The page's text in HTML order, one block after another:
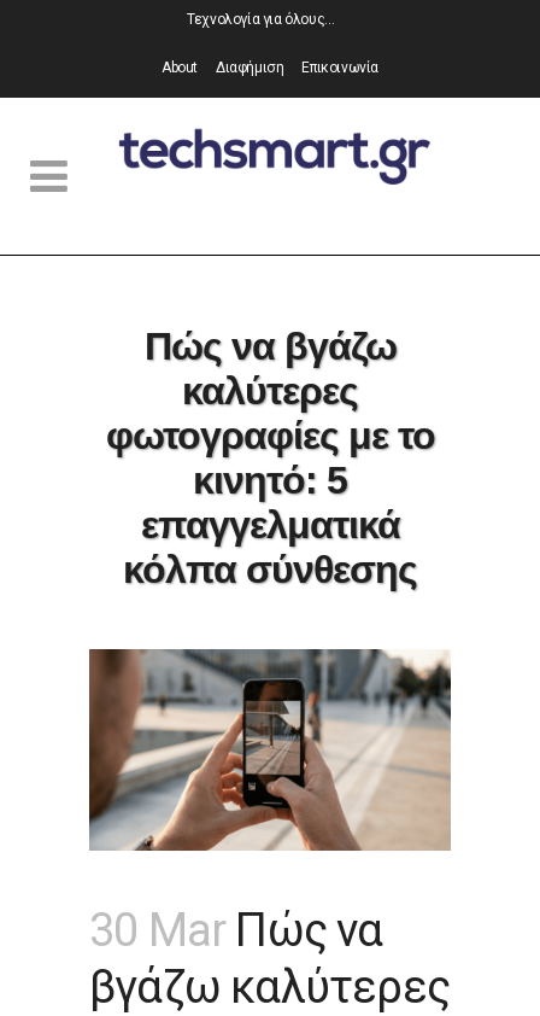
Τεχνολογία για όλους…
About Διαφήμιση Επικοινωνία
Πώς να βγάζω
καλύτερες
φωτογραφίες με το
κινητό: 5
επαγγελματικά
κόλπα σύνθεσης
30 MarΠώς να
βγάζω καλύτερες